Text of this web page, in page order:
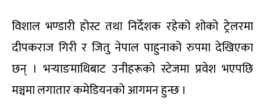
विशाल भण्डारी होस्ट तथा निर्देशक रहेको शोको ट्रेलरमा
दीपकराज गिरी र जितु नेपाल पाहुनाको रुपमा देखिएका
छन् । भर्‍याङमाथिबाट उनीहरूको स्टेजमा प्रवेश भएपछि
मञ्चमा लगातार कमेडियनको आगमन हुन्छ ।